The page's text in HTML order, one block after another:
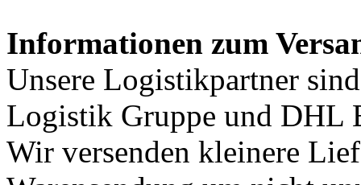
Informationen zum
Unsere Logistikpartner
Logistik Gruppe und DHL
Wir versenden kleinere